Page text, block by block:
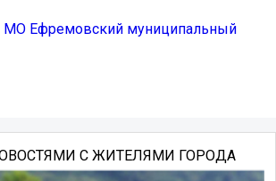
Ефремовский муниципальный
С ЖИТЕЛЯМИ ГОРОДА